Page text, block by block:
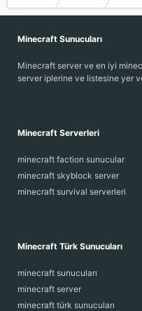
Minecraft Sunucuları
Minecraft server ve en iyi
server iplerine ve listesine yer
Minecraft Serverleri
minecraft faction sunucular
minecraft skyblock server
minecraft survival serverleri
Minecraft Türk Sunucuları
minecraft sunucuları
minecraft server
minecraft türk sunucuları